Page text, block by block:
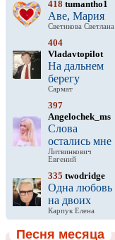
418 tumantho1
Аве, Мария
Светикова Светлана
404
Vladavtopilot
На дальнем
берегу
Сармат
397
Angelochek_ms
Слова
остались мне
Литвинкович
Евгений
335 twodridge
Одна любовь
на двоих
Карпук Елена
Песня месяца